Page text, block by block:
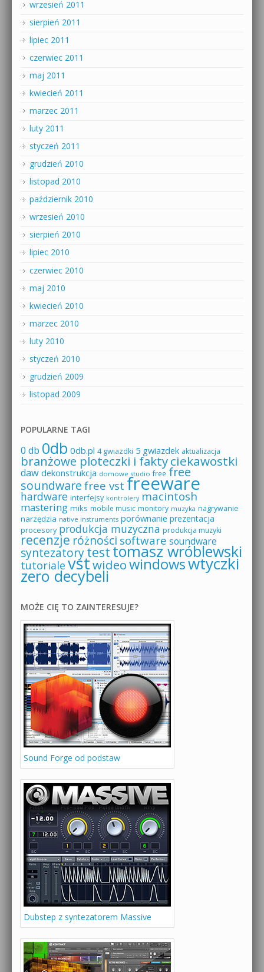
wrzesień 2011
sierpień 2011
lipiec 2011
czerwiec 2011
maj 2011
kwiecień 2011
marzec 2011
luty 2011
styczeń 2011
grudzień 2010
listopad 2010
październik 2010
wrzesień 2010
sierpień 2010
lipiec 2010
czerwiec 2010
maj 2010
kwiecień 2010
marzec 2010
luty 2010
styczeń 2010
grudzień 2009
listopad 2009
POPULARNE TAGI
0 db 0db 0db.pl 4 gwiazdki 5 gwiazdek aktualizacja
branżowe ploteczki i faktyciekawostki
daw dekonstrukcja domowe studio free free
soundware free vst freeware
hardware interfejsy kontrolery macintosh
mastering miks mobile music monitory muzyka nagrywanie
narzędzia native instruments porównanie prezentacja
procesory produkcja muzyczna produkcja muzyki
recenzje różności software soundware
syntezatorytesttomasz wróblewski
tutoriale vstwideowindowswtyczki
zero decybeli
MOŻE CIĘ TO ZAINTERESUJE?
Sound Forge od podstaw
Dubstep z syntezatorem Massive